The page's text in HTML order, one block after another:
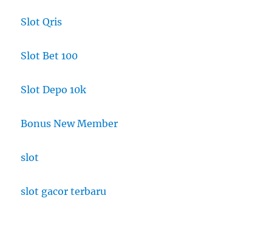
Slot Qris
Slot Bet 100
Slot Depo 10k
Bonus New Member
slot
slot gacor terbaru